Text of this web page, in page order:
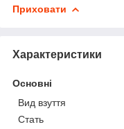
Приховати
Характеристики
Основні
Вид взуття
Стать